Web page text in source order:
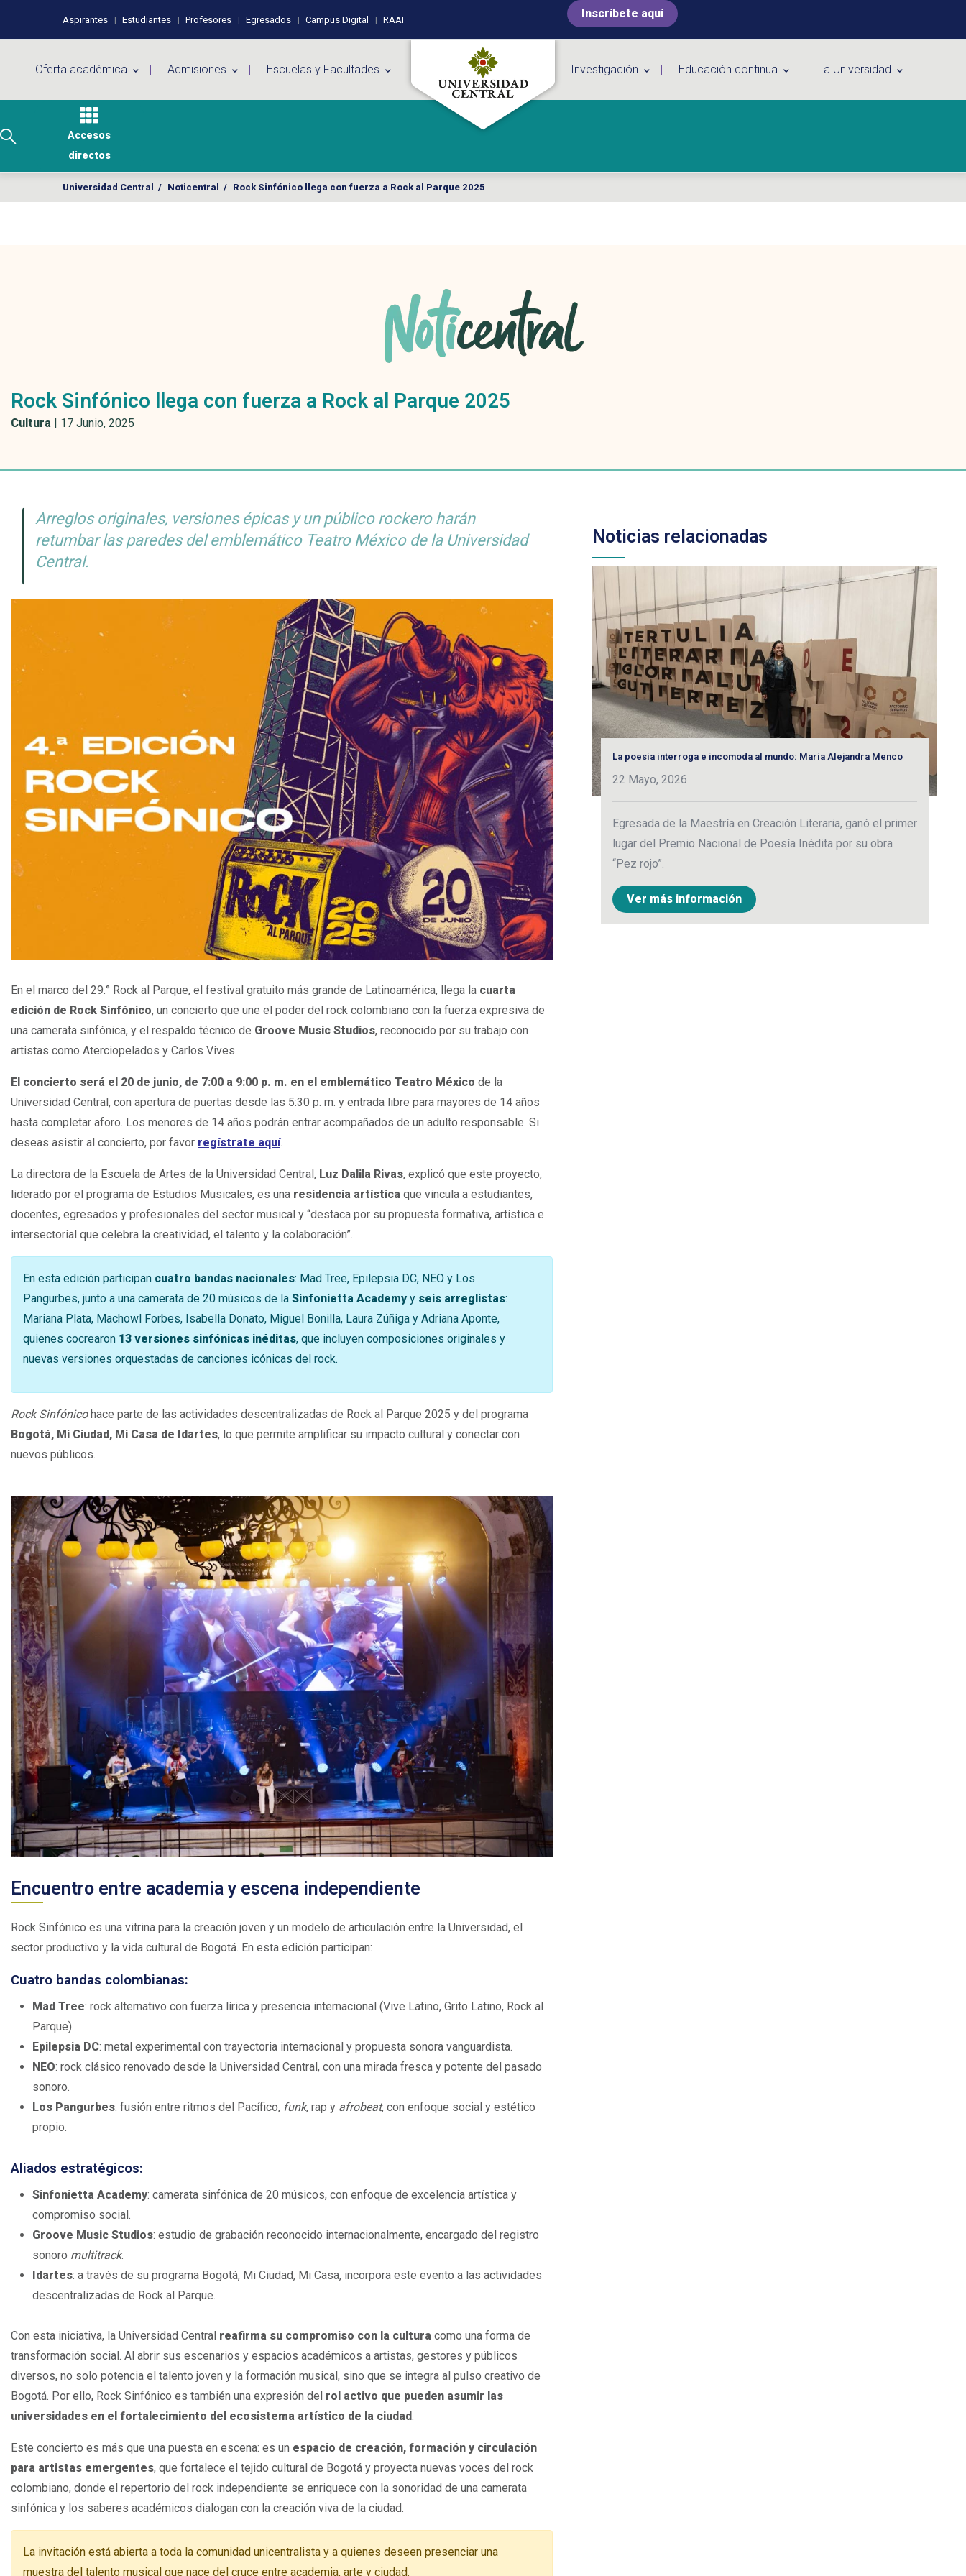
Perfiles de usuario
Aspirantes Estudiantes Profesores Egresados Campus Digital RAAI Inscríbete aquí
Oferta académica Admisiones Escuelas y Facultades Investigación Educación continua La Universidad
Accesos
directos
Universidad Central / Noticentral / Rock Sinfónico llega con fuerza a Rock al Parque 2025
Rock Sinfónico llega con fuerza a Rock al Parque 2025
Cultura | 17 Junio, 2025
Arreglos originales, versiones épicas y un público rockero harán
retumbar las paredes del emblemático Teatro México de la Universidad
Central.
Noticias relacionadas
La poesía interroga e incomoda al mundo: María Alejandra Menco
22 Mayo, 2026
Egresada de la Maestría en Creación Literaria, ganó el primer
lugar del Premio Nacional de Poesía Inédita por su obra
“Pez rojo”.
Ver más información
En el marco del 29.° Rock al Parque, el festival gratuito más grande de Latinoamérica, llega la cuarta
edición de Rock Sinfónico, un concierto que une el poder del rock colombiano con la fuerza expresiva de
una camerata sinfónica, y el respaldo técnico de Groove Music Studios, reconocido por su trabajo con
artistas como Aterciopelados y Carlos Vives.
El concierto será el 20 de junio, de 7:00 a 9:00 p. m. en el emblemático Teatro México de la
Universidad Central, con apertura de puertas desde las 5:30 p. m. y entrada libre para mayores de 14 años
hasta completar aforo. Los menores de 14 años podrán entrar acompañados de un adulto responsable. Si
deseas asistir al concierto, por favor regístrate aquí.
La directora de la Escuela de Artes de la Universidad Central, Luz Dalila Rivas, explicó que este proyecto,
liderado por el programa de Estudios Musicales, es una residencia artística que vincula a estudiantes,
docentes, egresados y profesionales del sector musical y “destaca por su propuesta formativa, artística e
intersectorial que celebra la creatividad, el talento y la colaboración”.
En esta edición participan cuatro bandas nacionales: Mad Tree, Epilepsia DC, NEO y Los
Pangurbes, junto a una camerata de 20 músicos de la Sinfonietta Academy y seis arreglistas:
Mariana Plata, Machowl Forbes, Isabella Donato, Miguel Bonilla, Laura Zúñiga y Adriana Aponte,
quienes cocrearon 13 versiones sinfónicas inéditas, que incluyen composiciones originales y
nuevas versiones orquestadas de canciones icónicas del rock.
Rock Sinfónicohace parte de las actividades descentralizadas de Rock al Parque 2025 y del programa
Bogotá, Mi Ciudad, Mi Casa de Idartes, lo que permite amplificar su impacto cultural y conectar con
nuevos públicos.
Encuentro entre academia y escena independiente
Rock Sinfónico es una vitrina para la creación joven y un modelo de articulación entre la Universidad, el
sector productivo y la vida cultural de Bogotá. En esta edición participan:
Cuatro bandas colombianas:
Mad Tree: rock alternativo con fuerza lírica y presencia internacional (Vive Latino, Grito Latino, Rock al
Parque).
Epilepsia DC: metal experimental con trayectoria internacional y propuesta sonora vanguardista.
NEO: rock clásico renovado desde la Universidad Central, con una mirada fresca y potente del pasado
sonoro.
Los Pangurbes: fusión entre ritmos del Pacífico, funk, rap y afrobeat, con enfoque social y estético
propio.
Aliados estratégicos:
Sinfonietta Academy: camerata sinfónica de 20 músicos, con enfoque de excelencia artística y
compromiso social.
Groove Music Studios: estudio de grabación reconocido internacionalmente, encargado del registro
sonoro multitrack.
Idartes: a través de su programa Bogotá, Mi Ciudad, Mi Casa, incorpora este evento a las actividades
descentralizadas de Rock al Parque.
Con esta iniciativa, la Universidad Central reafirma su compromiso con la cultura como una forma de
transformación social. Al abrir sus escenarios y espacios académicos a artistas, gestores y públicos
diversos, no solo potencia el talento joven y la formación musical, sino que se integra al pulso creativo de
Bogotá. Por ello, Rock Sinfónico es también una expresión del rol activo que pueden asumir las
universidades en el fortalecimiento del ecosistema artístico de la ciudad.
Este concierto es más que una puesta en escena: es un espacio de creación, formación y circulación
para artistas emergentes, que fortalece el tejido cultural de Bogotá y proyecta nuevas voces del rock
colombiano, donde el repertorio del rock independiente se enriquece con la sonoridad de una camerata
sinfónica y los saberes académicos dialogan con la creación viva de la ciudad.
La invitación está abierta a toda la comunidad unicentralista y a quienes deseen presenciar una
muestra del talento musical que nace del cruce entre academia, arte y ciudad.